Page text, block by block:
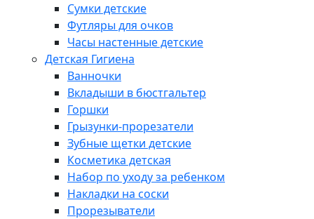
Сумки детские
Футляры для очков
Часы настенные детские
Детская Гигиена
Ванночки
Вкладыши в бюстгальтер
Горшки
Грызунки-прорезатели
Зубные щетки детские
Косметика детская
Набор по уходу за ребенком
Накладки на соски
Прорезыватели